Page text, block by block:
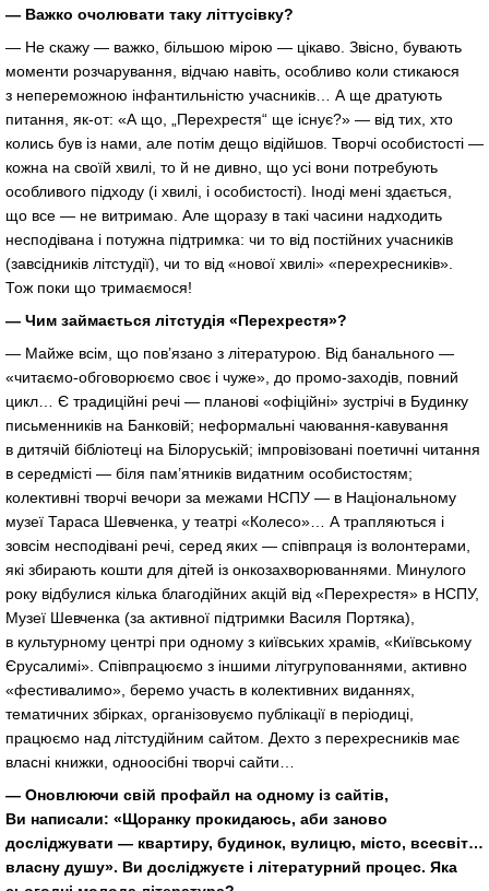
— Важко очолювати таку літтусівку?
— Не скажу — важко, більшою мірою — цікаво. Звісно, бувають
моменти розчарування, відчаю навіть, особливо коли стикаюся
з непереможною інфантильністю учасників… А ще дратують
питання, як-от: «А що, „Перехрестя“ ще існує?» — від тих, хто
колись був із нами, але потім дещо відійшов. Творчі особистості —
кожна на своїй хвилі, то й не дивно, що усі вони потребують
особливого підходу (і хвилі, і особистості). Іноді мені здається,
що все — не витримаю. Але щоразу в такі часини надходить
несподівана і потужна підтримка: чи то від постійних учасників
(завсідників літстудії), чи то від «нової хвилі» «перехресників».
Тож поки що тримаємося!
— Чим займається літстудія «Перехрестя»?
— Майже всім, що пов’язано з літературою. Від банального —
«читаємо-обговорюємо своє і чуже», до промо-заходів , повний
цикл… Є традиційні речі — планові «офіційні» зустрічі в Будинку
письменників на Банковій; неформальні чаювання-кавування
в дитячій бібліотеці на Білоруській; імпровізовані поетичні читання
в середмісті — біля пам’ятників видатним особистостям;
колективні творчі вечори за межами НСПУ — в Національному
музеї Тараса Шевченка, у театрі «Колесо»… А трапляються і
зовсім несподівані речі, серед яких — співпраця із волонтерами,
які збирають кошти для дітей із онкозахворюваннями. Минулого
року відбулися кілька благодійних акцій від «Перехрестя» в НСПУ,
Музеї Шевченка (за активної підтримки Василя Портяка),
в культурному центрі при одному з київських храмів, «Київському
Єрусалимі». Співпрацюємо з іншими літугрупованнями, активно
«фестивалимо», беремо участь в колективних виданнях,
тематичних збірках, організовуємо публікації в періодиці,
працюємо над літстудійним сайтом. Дехто з перехресників має
власні книжки, одноосібні творчі сайти…
— Оновлюючи свій профайл на одному із сайтів,
Ви написали: «Щоранку прокидаюсь, аби заново
досліджувати — квартиру, будинок, вулицю, місто, всесвіт…
власну душу». Ви досліджуєте і літературний процес. Яка